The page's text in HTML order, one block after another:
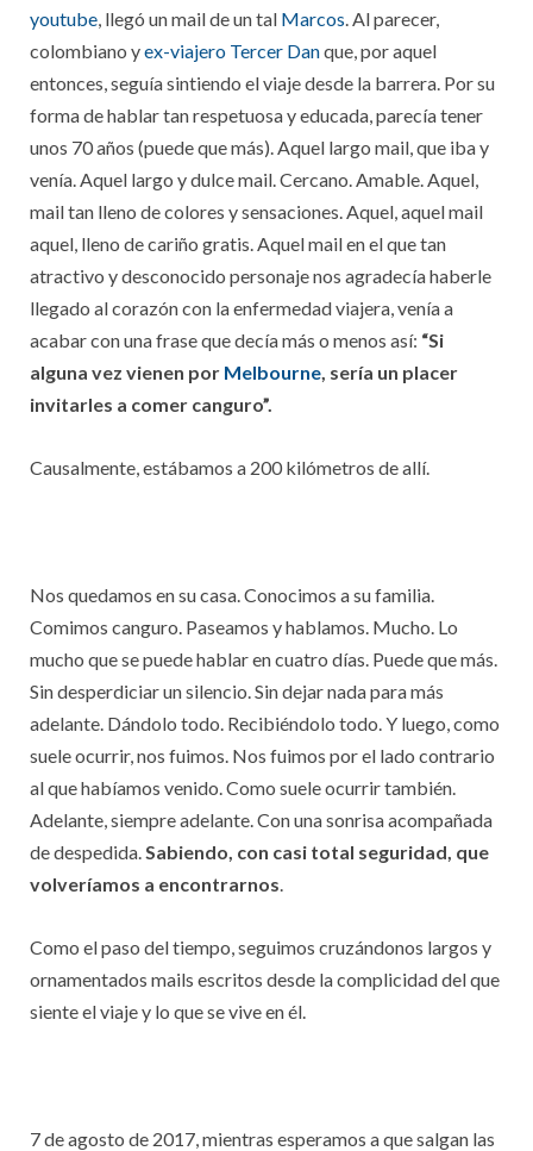
youtube, llegó un mail de un tal Marcos. Al parecer,
colombiano yex-viajero Tercer Danque, por aquel
entonces, seguía sintiendo el viaje desde la barrera. Por su
forma de hablar tan respetuosa y educada, parecía tener
unos 70 años (puede que más). Aquel largo mail, que iba y
venía. Aquel largo y dulce mail. Cercano. Amable. Aquel,
mail tan lleno de colores y sensaciones. Aquel, aquel mail
aquel, lleno de cariño gratis. Aquel mail en el que tan
atractivo y desconocido personaje nos agradecía haberle
llegado al corazón con la enfermedad viajera, venía a
acabar con una frase que decía más o menos así: “Si
alguna vez vienen por Melbourne, sería un placer
invitarles a comer canguro”.
Causalmente, estábamos a 200 kilómetros de allí.
Nos quedamos en su casa. Conocimos a su familia.
Comimos canguro. Paseamos y hablamos. Mucho. Lo
mucho que se puede hablar en cuatro días. Puede que más.
Sin desperdiciar un silencio. Sin dejar nada para más
adelante. Dándolo todo. Recibiéndolo todo. Y luego, como
suele ocurrir, nos fuimos. Nos fuimos por el lado contrario
al que habíamos venido. Como suele ocurrir también.
Adelante, siempre adelante. Con una sonrisa acompañada
de despedida.Sabiendo, con casi total seguridad, que
volveríamos a encontrarnos.
Como el paso del tiempo, seguimos cruzándonos largos y
ornamentados mails escritos desde la complicidad del que
siente el viaje y lo que se vive en él.
7 de agosto de 2017, mientras esperamos a que salgan las